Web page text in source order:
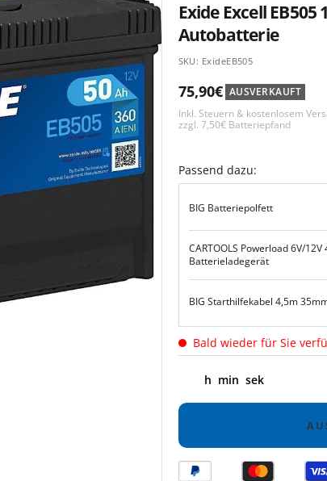
Exide Excell EB505
Autobatterie
SKU: ExideEB505
Angebotspreis
75,90€ AUSVERKAUFT
Inkl. Steuern & kostenlosem
zzgl. 7,50€ Batteriepfand
Passend dazu:
BIG Batteriepolfett
CARTOOLS Powerload 6V/12V
Batterieladegerät
BIG Starthilfekabel 4,5m
Bald wieder für Sie
h min sek